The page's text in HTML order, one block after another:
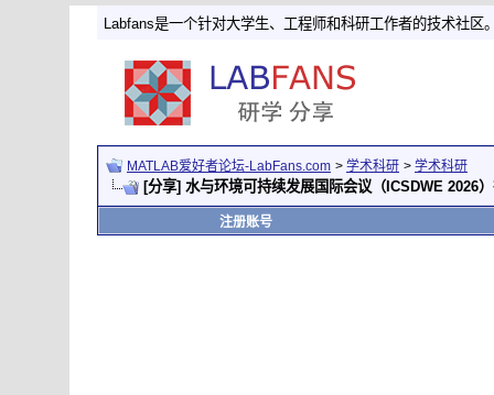
Labfans是一个针对大学生、工程师和科研工作者的技术社区
MATLAB爱好者论坛-LabFans.com > 学术科研 > 学术科研
[分享] 水与环境可持续发展国际会议（ICSDWE 2026
注册账号